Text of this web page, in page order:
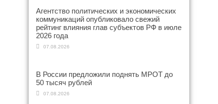
Агентство политических и экономических
коммуникаций опубликовало свежий
рейтинг влияния глав субъектов РФ в июле
2026 года
07.08.2026
В России предложили поднять МРОТ до
50 тысяч рублей
07.08.2026